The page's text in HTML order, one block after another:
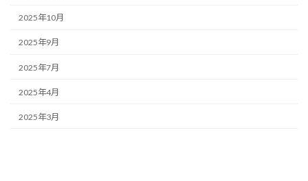
2025年10月
2025年9月
2025年7月
2025年4月
2025年3月